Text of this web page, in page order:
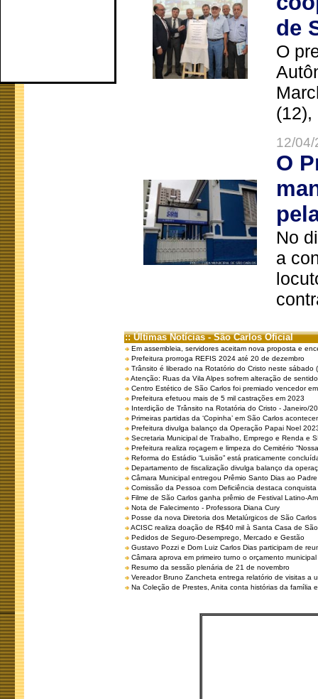
de
O
(12),
12/
O
No
a
:: Últimas Notícias - São Carlos Oficial
Em assembleia, servidores aceitam nova proposta e
Prefeitura prorroga REFIS 2024 até 20 de dezembro
Trânsito é liberado na Rotatório do Cristo neste sábado
Atenção: Ruas da Vila Alpes sofrem alteração de
Centro Estético de São Carlos foi premiado vencedor
Prefeitura efetuou mais de 5 mil castrações em 2023
Interdição de Trânsito na Rotatória do Cristo - Janeiro/
Primeiras partidas da ‘Copinha’ em São Carlos
Prefeitura divulga balanço da Operação Papai Noel
Secretaria Municipal de Trabalho, Emprego e Renda e
Prefeitura realiza roçagem e limpeza do Cemitério
Reforma do Estádio “Luisão” está praticamente
Departamento de fiscalização divulga balanço da
Câmara Municipal entregou Prêmio Santo Dias ao
Comissão da Pessoa com Deficiência destaca
Filme de São Carlos ganha prêmio de Festival Latino-
Nota de Falecimento - Professora Diana Cury
Posse da nova Diretoria dos Metalúrgicos de São
ACISC realiza doação de R$40 mil à Santa Casa de
Pedidos de Seguro-Desemprego, Mercado e Gestão
Gustavo Pozzi e Dom Luiz Carlos Dias participam de
Câmara aprova em primeiro turno o orçamento
Resumo da sessão plenária de 21 de novembro
Vereador Bruno Zancheta entrega relatório de visitas a
Na Coleção de Prestes, Anita conta histórias da família